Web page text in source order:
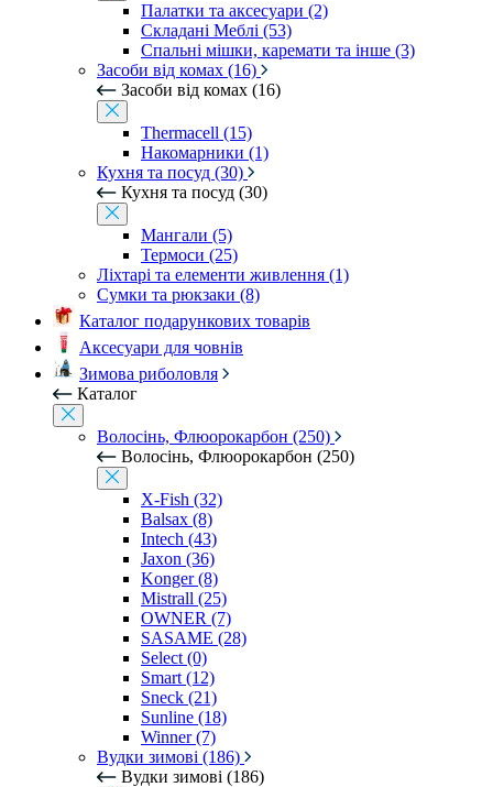
Палатки та аксесуари (2)
Складані Меблі (53)
Спальні мішки, каремати та інше (3)
Засоби від комах (16)
Засоби від комах (16)
Thermacell (15)
Накомарники (1)
Кухня та посуд (30)
Кухня та посуд (30)
Мангали (5)
Термоси (25)
Ліхтарі та елементи живлення (1)
Сумки та рюкзаки (8)
Каталог подарункових товарів
Аксесуари для човнів
Зимова риболовля
Каталог
Волосінь, Флюорокарбон (250)
Волосінь, Флюорокарбон (250)
X-Fish (32)
Balsax (8)
Intech (43)
Jaxon (36)
Konger (8)
Mistrall (25)
OWNER (7)
SASAME (28)
Select (0)
Smart (12)
Sneck (21)
Sunline (18)
Winner (7)
Вудки зимові (186)
Вудки зимові (186)